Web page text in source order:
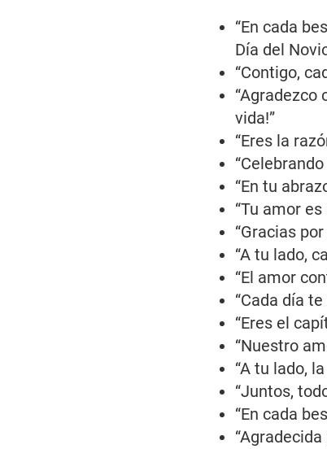
“En cada
Día del
“Contigo,
“Agradezco
vida!”
“Eres la
“En tu
“Tu amor
“Gracias
“A tu lado,
“El amor
“Cada día
“Eres el
“Nuestro
“A tu lado,
“Juntos,
“En cada